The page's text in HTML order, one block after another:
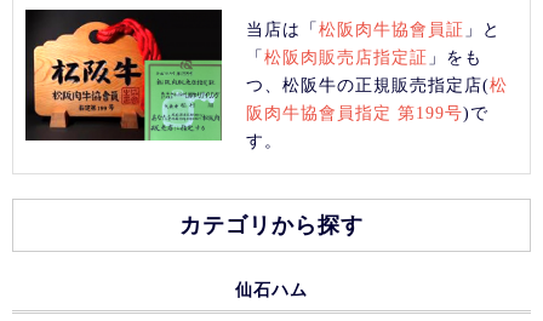
当店は「松阪肉牛協會員証 」と
「松阪肉販売店指定証 」をも
つ、松阪牛の正規販売指定店(松
阪肉牛協會員指定 第199号)で
す。
カテゴリから探す
仙石ハム